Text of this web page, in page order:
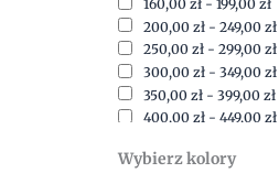
160,00 zł - 199,00 zł
200,00 zł - 249,00 zł
250,00 zł - 299,00 zł
300,00 zł - 349,00 zł
350,00 zł - 399,00 zł
400,00 zł - 449,00 zł
500,00zł-1500,00
Wybierz kolory